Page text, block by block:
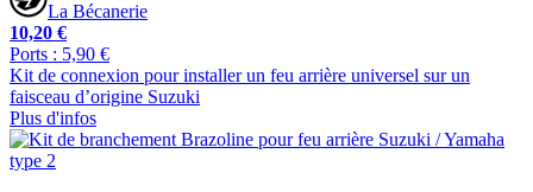
La Bécanerie
10,20 €
Ports : 5,90 €
Kit de connexion pour installer un feu arrière universel sur un
faisceau d’origine Suzuki
Plus d'infos